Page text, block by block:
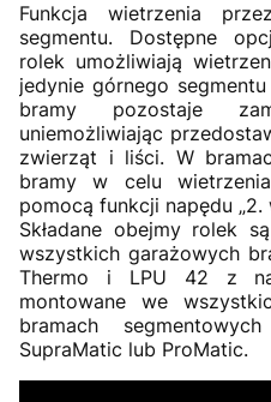
Funkcja wietrzenia
segmentu. Dostępne
rolek umożliwiają
jedynie górnego
bramy pozostaje
uniemożliwiając
zwierząt i liści. W
bramy w celu
pomocą funkcji napędu
Składane obejmy rolek
wszystkich garażowych
Thermo i LPU 42 z
montowane we
bramach
SupraMatic lub ProMatic.